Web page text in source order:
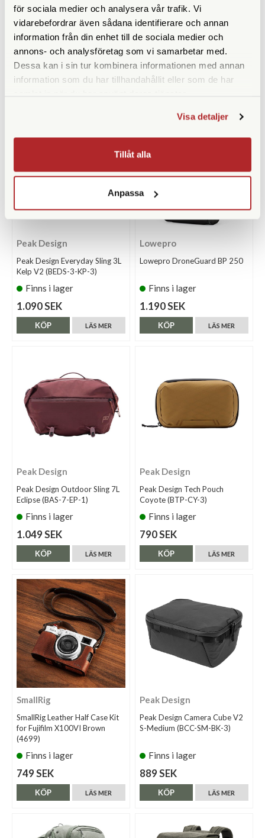
för sociala medier och analysera vår trafik. Vi
vidarebefordrar även sådana identifierare och annan
information från din enhet till de sociala medier och
annons- och analysföretag som vi samarbetar med.
Dessa kan i sin tur kombinera informationen med annan
information som du har tillhandahållit eller som de har
Visa detaljer
Tillåt alla
Anpassa
Peak Design
Peak Design Everyday Sling 6L
V2 Kelp (BEDS-6-KP-3)
Finns i lager
1.490 SEK
Peak Design
Peak Design Everyday Sling 3L
V2 Eclipse (BEDS-3-EP-3)
Finns i lager
1.090 SEK
Peak Design
Peak Design Everyday Sling 3L
Kelp V2 (BEDS-3-KP-3)
Finns i lager
1.090 SEK
LÄS MER
KÖP
Lowepro
Lowepro DroneGuard BP 250
Finns i lager
1.190 SEK
LÄS MER
KÖP
Peak Design
Peak Design Outdoor Sling 7L
Eclipse (BAS-7-EP-1)
Finns i lager
1.049 SEK
LÄS MER
KÖP
Peak Design
Peak Design Tech Pouch
Coyote (BTP-CY-3)
Finns i lager
790 SEK
LÄS MER
KÖP
SmallRig
SmallRig Leather Half Case Kit
for Fujifilm X100VI Brown
(4699)
Finns i lager
749 SEK
LÄS MER
KÖP
Peak Design
Peak Design Camera Cube V2
S-Medium (BCC-SM-BK-3)
Finns i lager
889 SEK
LÄS MER
KÖP